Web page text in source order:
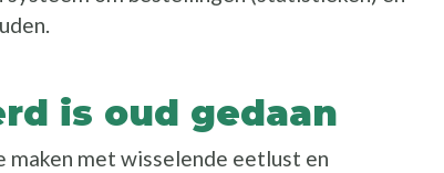
is oud gedaan
maken met wisselende eetlust en